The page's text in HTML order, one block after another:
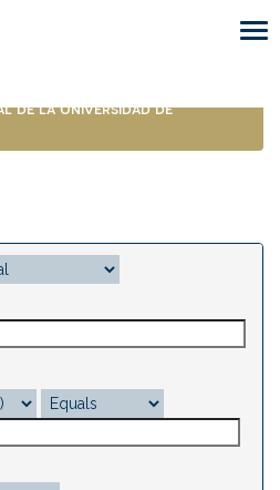
de la Universidad de